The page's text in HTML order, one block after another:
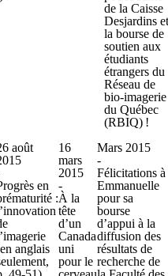
de la Caisse
Desjardins et
la bourse de
soutien aux
étudiants
étrangers du
Réseau de
bio-imagerie
du Québec
(RBIQ) !
août
en
:
anglais
16
mars
2015
-
À la
tête
d’un
Canada
uni
pour le
Mars 2015
-
Félicitations à
Emmanuelle
pour sa
bourse
d’appui à la
diffusion des
résultats de
recherche de